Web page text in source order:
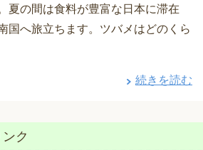
夏の間は食料が豊富な日本に滞在
国へ旅立ちます。ツバメはどのくら
続きを読む
ク